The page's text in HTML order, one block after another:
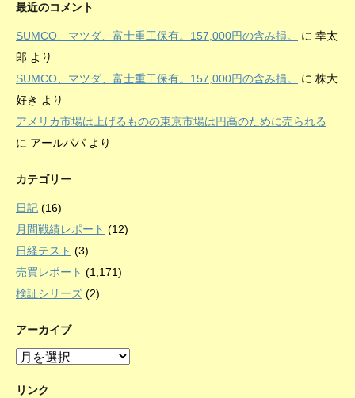
最近のコメント
SUMCO、マツダ、富士重工保有。157,000円の含み損。 に 幸太
郎 より
SUMCO、マツダ、富士重工保有。157,000円の含み損。
に 株大
好き より
アメリカ市場は上げるものの東京市場は円高のために売られる
に アールパパ より
カテゴリー
日記 (16)
月間戦績レポート (12)
日経テスト (3)
売買レポート (1,171)
検証シリーズ (2)
アーカイブ
ア
カ
リンク